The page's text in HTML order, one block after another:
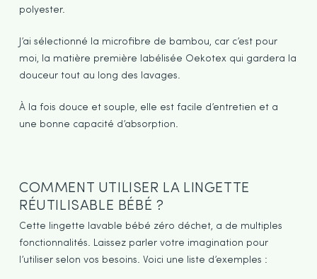
polyester.
J’ai sélectionné la microfibre de bambou, car c’est pour
moi, la matière première labélisée Oekotex qui gardera la
douceur tout au long des lavages.
À la fois douce et souple, elle est facile d’entretien et a
une bonne capacité d’absorption.
COMMENT UTILISER LA LINGETTE
RÉUTILISABLE BÉBÉ ?
Cette lingette lavable bébé zéro déchet, a de multiples
fonctionnalités. Laissez parler votre imagination pour
l’utiliser selon vos besoins. Voici une liste d’exemples :